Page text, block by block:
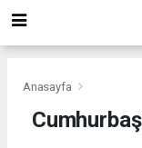
Anasayfa